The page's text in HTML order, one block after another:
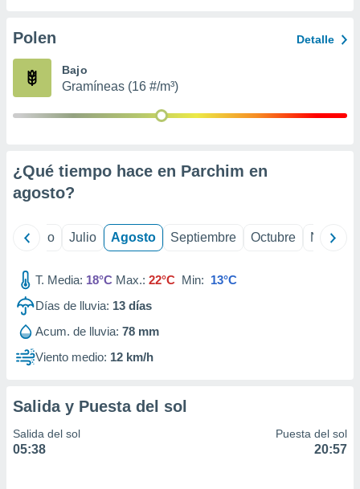
e
mediante
de
1199
Polen Detalle
Bajo
Gramíneas (16 #/m³)
¿Qué tiempo hace en Parchim en
agosto?
Junio Julio Agosto Septiembre Octubre
T. Media: 18°C Max.: 22°C Min: 13°C
Días de lluvia: 13 días
Acum. de lluvia: 78 mm
Viento medio: 12 km/h
Salida y Puesta del sol
Salida del sol
05:38
Puesta del sol
20:57